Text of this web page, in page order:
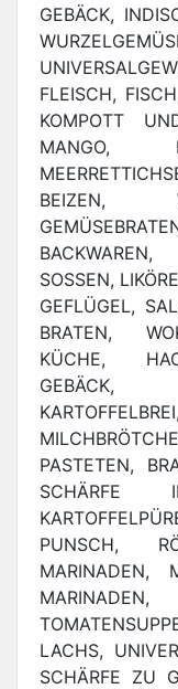
GEBÄCK,
FLEISCH,
KOMPOTT
MANGO,
BEIZEN,
SOSSEN,
GEFLÜGEL,
BRATEN,
KÜCHE,
GEBÄCK,
PASTETEN,
SCHÄRFE
PUNSCH,
MARINADEN,
LACHS,
SCHÄRFE ZU